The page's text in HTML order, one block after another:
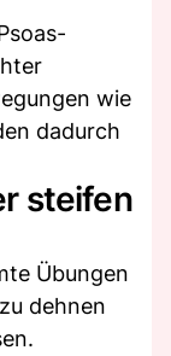
wie
dadurch
steifen
Übungen
dehnen